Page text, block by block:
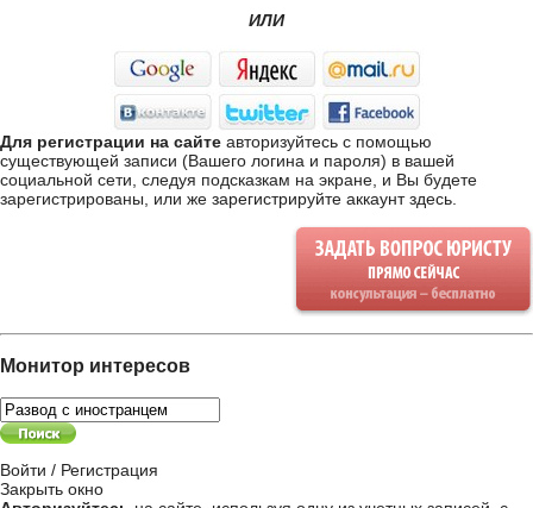
ИЛИ
Для регистрации на сайте авторизуйтесь с помощью
существующей записи (Вашего логина и пароля) в вашей
социальной сети, следуя подсказкам на экране, и Вы будете
зарегистрированы, или же зарегистрируйте аккаунт здесь
Монитор интересов
Войти / Регистрация
Закрыть окно